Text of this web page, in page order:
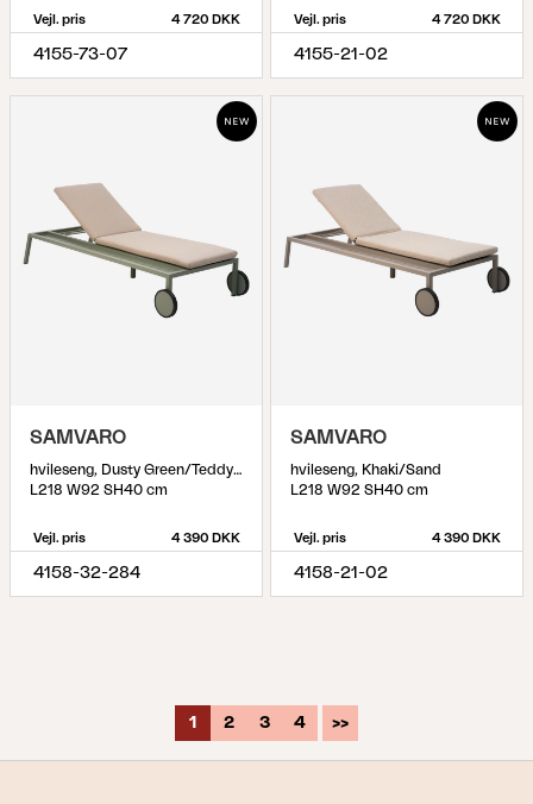
Vejl. pris 4 720 DKK
4155-73-07
Vejl. pris 4 720 DKK
4155-21-02
SAMVARO
hvileseng, Dusty Green/Teddy Beige
L218 W92 SH40 cm
Vejl. pris 4 390 DKK
4158-32-284
SAMVARO
hvileseng, Khaki/Sand
L218 W92 SH40 cm
Vejl. pris 4 390 DKK
4158-21-02
1 2 3 4 >>